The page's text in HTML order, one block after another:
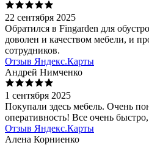
22 сентября 2025
Обратился в Fingarden для
доволен и качеством мебели, и
сотрудников.
Отзыв Яндекс.Карты
Андрей Нимченко
1 сентября 2025
Покупали здесь мебель. Очень
оперативность! Все очень
Отзыв Яндекс.Карты
Алена Корниенко